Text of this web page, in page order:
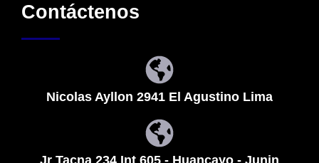
Contáctenos
Nicolas Ayllon 2941 El Agustino Lima
Jr Tacna 234 Int 605 - Huancayo - Junin